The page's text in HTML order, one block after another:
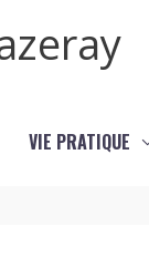
VIE PRATIQUE